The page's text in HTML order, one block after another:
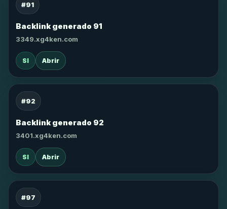
#91
Backlink generado 91
3349.xg4ken.com
SI Abrir
#92
Backlink generado 92
3401.xg4ken.com
SI Abrir
#97